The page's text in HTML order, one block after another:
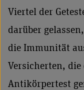
Viertel der
darüber
die Immunität
Versicherten, die
Antikörpertest